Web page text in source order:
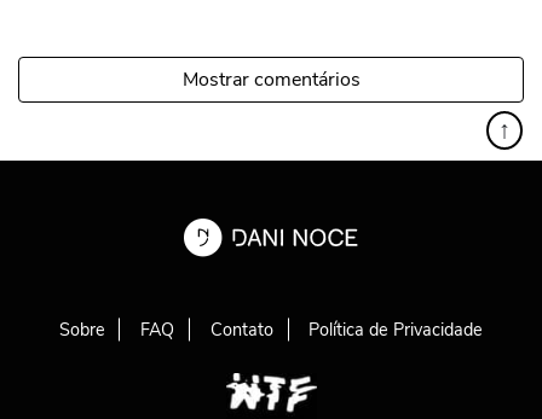
Mostrar comentários
↑
Sobre FAQ Contato Política de Privacidade